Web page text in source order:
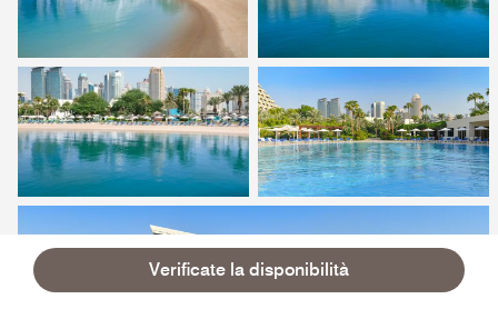
Verificate la disponibilità